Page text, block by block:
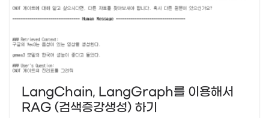
LangChain, LangGraph를 이용해서
RAG (검색증강생성) 하기